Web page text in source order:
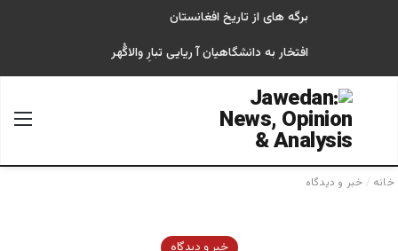
برگه های از تاریخ افغانستان
افتخار به دانشگاهیان آ ریایی تبارِ والاگُهر
جستجو برای
خانه / خبر و دیدگاه